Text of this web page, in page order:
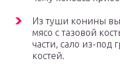
Из туши конины
мясо с тазовой
части, сало из-под
костей.